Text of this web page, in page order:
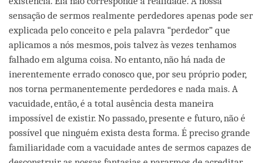
sensação de sermos realmente perdedores apenas pode ser
explicada pelo conceito e pela palavra “perdedor” que
aplicamos a nós mesmos, pois talvez às vezes tenhamos
falhado em alguma coisa. No entanto, não há nada de
inerentemente errado conosco que, por seu próprio poder,
nos torna permanentemente perdedores e nada mais. A
vacuidade, então, é a total ausência desta maneira
impossível de existir. No passado, presente e futuro, não é
possível que ninguém exista desta forma. É preciso grande
familiaridade com a vacuidade antes de sermos capazes de